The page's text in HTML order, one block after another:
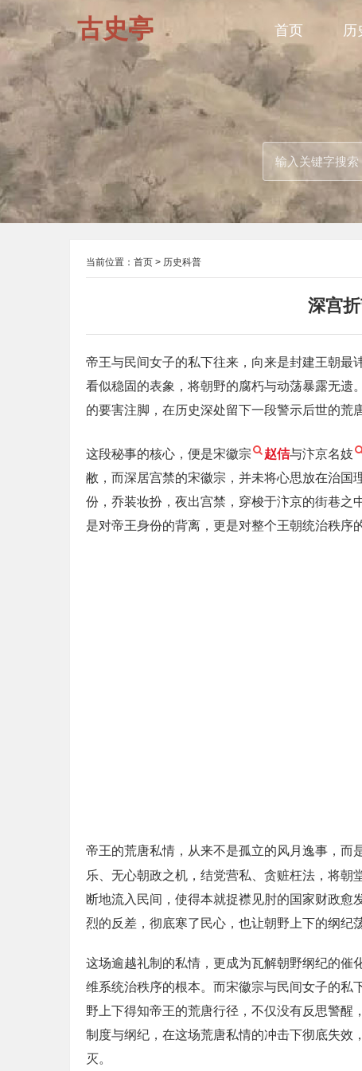
古史亭 首页 历
当前位置： 首页 > 历史科普
深宫
帝王与民间女子的私下往来，向来是封建王朝最
看似稳固的表象，将朝野的腐朽与动荡暴露无遗
的要害注脚，在历史深处留下一段警示后世的荒
这段秘事的核心，便是宋徽宗 赵佶与汴京名妓
敝，而深居宫禁的宋徽宗，并未将心思放在治国
份，乔装妆扮，夜出宫禁，穿梭于汴京的街巷之
是对帝王身份的背离，更是对整个王朝统治秩序
帝王的荒唐私情，从来不是孤立的风月逸事，而
乐、无心朝政之机，结党营私、贪赃枉法，将
断地流入民间，使得本就捉襟见肘的国家财政
烈的反差，彻底寒了民心，也让朝野上下的纲纪
这场逾越礼制的私情，更成为瓦解朝野纲纪的催
维系统治秩序的根本。而宋徽宗与民间女子的私
野上下得知帝王的荒唐行径，不仅没有反思警
制度与纲纪，在这场荒唐私情的冲击下彻底失效
灭。